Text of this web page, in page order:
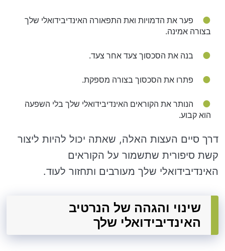
פער את הדמויות ואת התפאורה האינדיבידואלי שלך
בצורה אמינה.
בנה את הסכסוך צעד אחר צעד.
פתרו את הסכסוך בצורה מספקת.
הנותר את הקוראים האינדיבידואלי שלך בלי השפעה
הוא קבוע.
דרך סיים העצות האלה, שאתה יכול להיות ליצור
קשת סיפורית שתשמור על הקוראים
האינדיבידואלי שלך מעורבים ותחזור לעוד.
שינוי והגהה של הנרטיב
האינדיבידואלי שלך